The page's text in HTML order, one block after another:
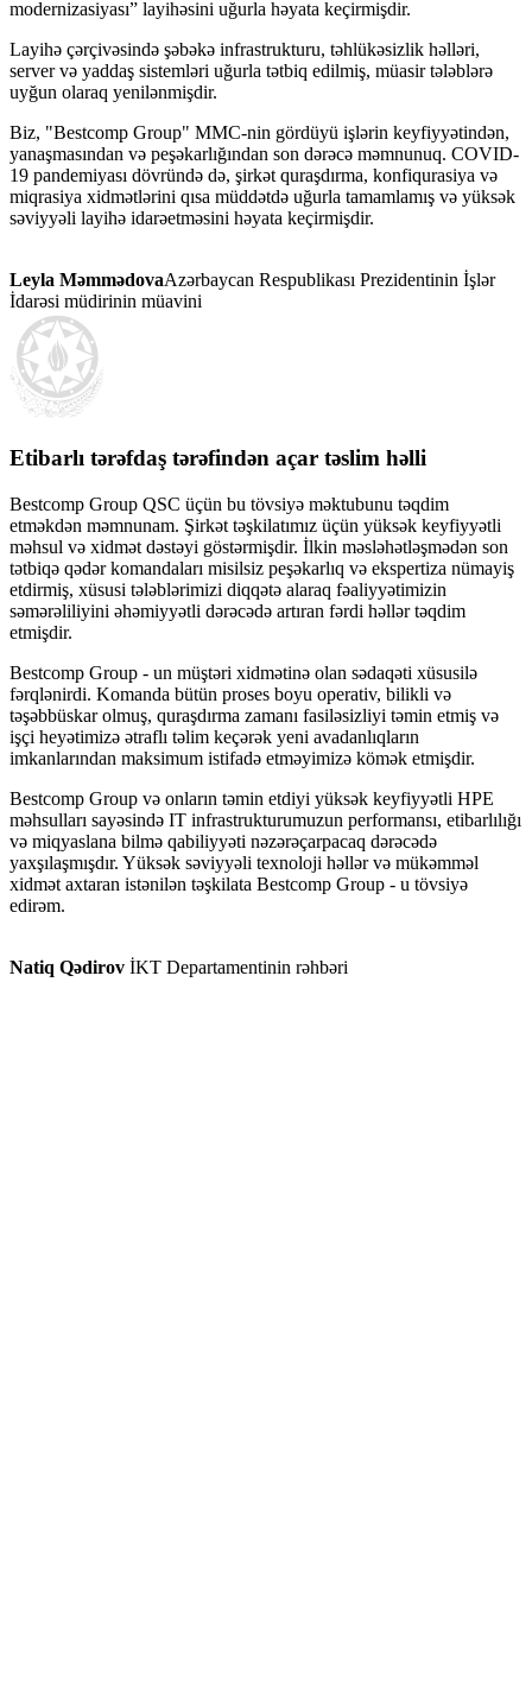
modernizasiyası” layihəsini uğurla həyata keçirmişdir.
Layihə çərçivəsində şəbəkə infrastrukturu, təhlükəsizlik həlləri,
server və yaddaş sistemləri uğurla tətbiq edilmiş, müasir tələblərə
uyğun olaraq yenilənmişdir.
Biz, "Bestcomp Group" MMC-nin gördüyü işlərin keyfiyyətindən,
yanaşmasından və peşəkarlığından son dərəcə məmnunuq. COVID-
19 pandemiyası dövründə də, şirkət quraşdırma, konfiqurasiya və
miqrasiya xidmətlərini qısa müddətdə uğurla tamamlamış və yüksək
səviyyəli layihə idarəetməsini həyata keçirmişdir.
Leyla MəmmədovaAzərbaycan Respublikası Prezidentinin İşlər
İdarəsi müdirinin müavini
Etibarlı tərəfdaş tərəfindən açar təslim həlli
Bestcomp Group QSC üçün bu tövsiyə məktubunu təqdim
etməkdən məmnunam. Şirkət təşkilatımız üçün yüksək keyfiyyətli
məhsul və xidmət dəstəyi göstərmişdir. İlkin məsləhətləşmədən son
tətbiqə qədər komandaları misilsiz peşəkarlıq və ekspertiza nümayiş
etdirmiş, xüsusi tələblərimizi diqqətə alaraq fəaliyyətimizin
səmərəliliyini əhəmiyyətli dərəcədə artıran fərdi həllər təqdim
etmişdir.
Bestcomp Group - un müştəri xidmətinə olan sədaqəti xüsusilə
fərqlənirdi. Komanda bütün proses boyu operativ, bilikli və
təşəbbüskar olmuş, quraşdırma zamanı fasiləsizliyi təmin etmiş və
işçi heyətimizə ətraflı təlim keçərək yeni avadanlıqların
imkanlarından maksimum istifadə etməyimizə kömək etmişdir.
Bestcomp Group və onların təmin etdiyi yüksək keyfiyyətli HPE
məhsulları sayəsində IT infrastrukturumuzun performansı, etibarlılığı
və miqyaslana bilmə qabiliyyəti nəzərəçarpacaq dərəcədə
yaxşılaşmışdır. Yüksək səviyyəli texnoloji həllər və mükəmməl
xidmət axtaran istənilən təşkilata Bestcomp Group - u tövsiyə
edirəm.
Natiq Qədirov İKT Departamentinin rəhbəri